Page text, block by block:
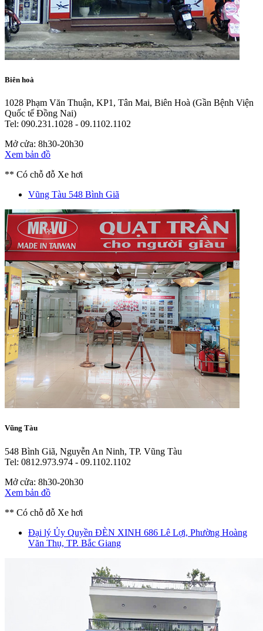
Biên hoà
1028 Phạm Văn Thuận, KP1, Tân Mai, Biên Hoà (Gần Bệnh Viện
Quốc tế Đồng Nai)
Tel: 090.231.1028 - 09.1102.1102
Mở cửa: 8h30-20h30
Xem bản đồ
** Có chỗ đỗ Xe hơi
Vũng Tàu 548 Bình Giã
Vũng Tàu
548 Bình Giã, Nguyễn An Ninh, TP. Vũng Tàu
Tel: 0812.973.974 - 09.1102.1102
Mở cửa: 8h30-20h30
Xem bản đồ
** Có chỗ đỗ Xe hơi
Đại lý Ủy Quyền ĐÈN XINH 686 Lê Lợi, Phường Hoàng
Văn Thụ, TP. Bắc Giang